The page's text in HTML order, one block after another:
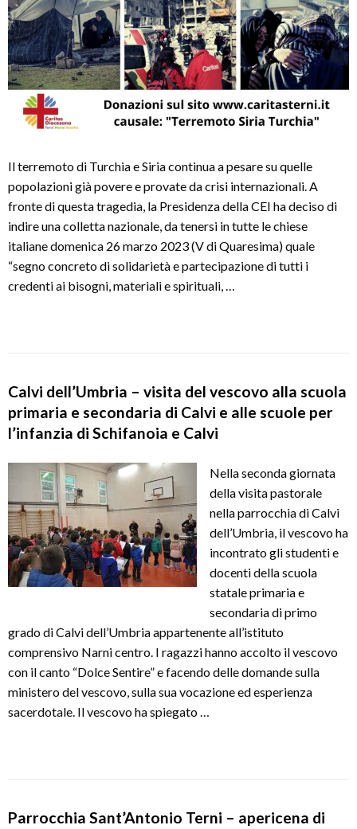
Il terremoto di Turchia e Siria continua a pesare su quelle
popolazioni già povere e provate da crisi internazionali. A
fronte di questa tragedia, la Presidenza della CEI ha deciso di
indire una colletta nazionale, da tenersi in tutte le chiese
italiane domenica 26 marzo 2023 (V di Quaresima) quale
“segno concreto di solidarietà e partecipazione di tutti i
credenti ai bisogni, materiali e spirituali, …
Calvi dell’Umbria – visita del vescovo alla scuola
primaria e secondaria di Calvi e alle scuole per
l’infanzia di Schifanoia e Calvi
Nella seconda giornata
della visita pastorale
nella parrocchia di Calvi
dell’Umbria, il vescovo ha
incontrato gli studenti e
docenti della scuola
statale primaria e
secondaria di primo
grado di Calvi dell’Umbria appartenente all’istituto
comprensivo Narni centro. I ragazzi hanno accolto il vescovo
con il canto “Dolce Sentire” e facendo delle domande sulla
ministero del vescovo, sulla sua vocazione ed esperienza
sacerdotale. Il vescovo ha spiegato …
Parrocchia Sant’Antonio Terni – apericena di